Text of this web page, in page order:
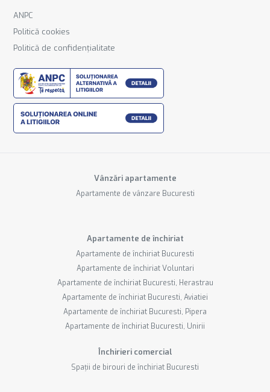
ANPC
Politică cookies
Politică de confidențialitate
Vânzări apartamente
Apartamente de vânzare Bucuresti
Apartamente de închiriat
Apartamente de închiriat Bucuresti
Apartamente de închiriat Voluntari
Apartamente de închiriat Bucuresti, Herastrau
Apartamente de închiriat Bucuresti, Aviatiei
Apartamente de închiriat Bucuresti, Pipera
Apartamente de închiriat Bucuresti, Unirii
Închirieri comercial
Spații de birouri de închiriat Bucuresti